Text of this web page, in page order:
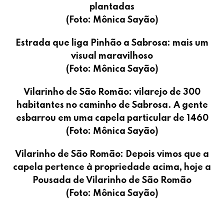
plantadas
(Foto: Mônica Sayão)
Estrada que liga Pinhão a Sabrosa: mais um
visual maravilhoso
(Foto: Mônica Sayão)
Vilarinho de São Romão: vilarejo de 300
habitantes no caminho de Sabrosa. A gente
esbarrou em uma capela particular de 1460
(Foto: Mônica Sayão)
Vilarinho de São Romão: Depois vimos que a
capela pertence à propriedade acima, hoje a
Pousada de Vilarinho de São Romão
(Foto: Mônica Sayão)